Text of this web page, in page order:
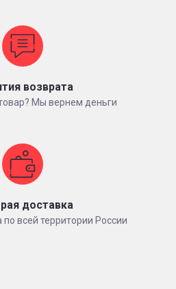
возврата
Мы вернем деньги
доставка
по всей территории России